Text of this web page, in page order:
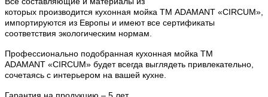
которых производится кухонная мойка ТМ ADAMANT «CIRCUM»,
импортируются из Европы и имеют все сертификаты
соответствия экологическим нормам.
Профессионально подобранная кухонная мойка ТМ
ADAMANT «CIRCUM» будет всегда выглядеть привлекательно,
сочетаясь с интерьером на вашей кухне.